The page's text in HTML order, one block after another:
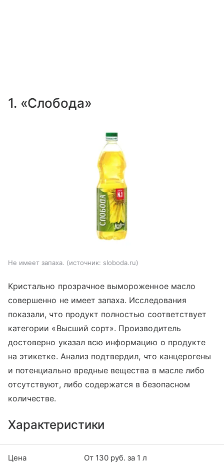
1. «Слобода»
Не имеет запаха. источник: sloboda.ru
Кристально прозрачное вымороженное масло
совершенно не имеет запаха. Исследования
показали, что продукт полностью соответствует
категории «Высший сорт». Производитель
достоверно указал всю информацию о продукте
на этикетке. Анализ подтвердил, что канцерогены
и потенциально вредные вещества в масле либо
отсутствуют, либо содержатся в безопасном
количестве.
Характеристики
Цена От 130 руб. за 1 л